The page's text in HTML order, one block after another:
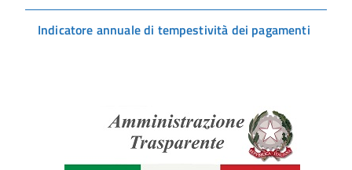
Indicatore annuale di tempestività dei pagamenti